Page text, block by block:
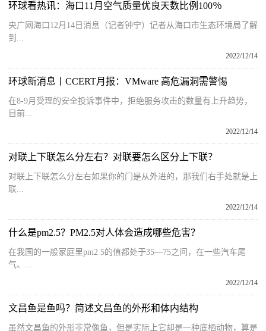
环球看热讯：海口11月空气质量优良天数比例100％
央广网海口12月14日消息（记者钟宁）记者从海口市生态环境局了解
到...
2022/12/14
环球新消息丨CCERT月报：VMware 高危漏洞需警惕
在8-9月受理的安全投诉事件中，拒绝服务攻击的数量有上升趋势，
目前...
2022/12/14
对联上下联怎么分左右？对联要怎么区分上下联？
对联上下联怎么分左右如果你的门是从外进的，那我们右手处就是上
联...
2022/12/14
什么是pm2.5？PM2.5对人体会造成哪些危害？
在我国的一般家庭里pm2 5的值都处于35—75之间，在一些汽车尾
气、...
2022/12/14
文昌鱼是鱼吗？简述文昌鱼的外形和体内结构
虽然文昌鱼的外形非常像鱼，但是实际上它却是一种底栖动物，算是